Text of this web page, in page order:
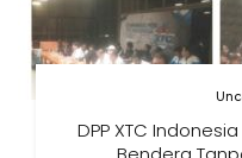
DPP XTC